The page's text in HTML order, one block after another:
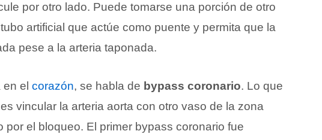
por otro lado. Puede tomarse una porción de otro
artificial que actúe como puente y permita que la
pese a la arteria taponada.
el corazón, se habla de bypass coronario. Lo que
vincular la arteria aorta con otro vaso de la zona
el bloqueo. El primer bypass coronario fue